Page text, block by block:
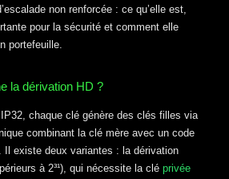
non renforcée : ce qu’elle est,
pour la sécurité et comment elle
portefeuille.
la dérivation HD ?
chaque clé génère des clés filles via
combinant la clé mère avec un code
Il existe deux variantes : la dérivation
à 2³¹), qui nécessite la clé privée